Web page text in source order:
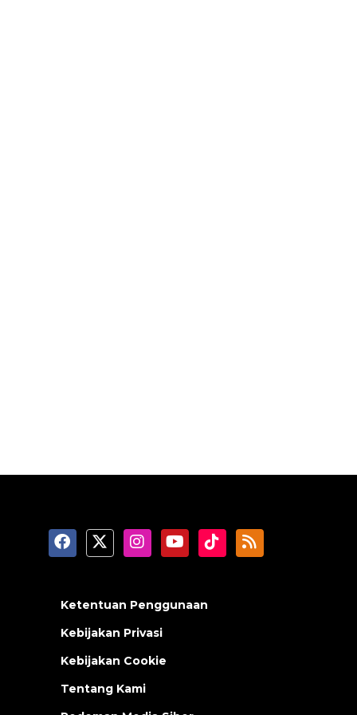
Ketentuan Penggunaan
Kebijakan Privasi
Kebijakan Cookie
Tentang Kami